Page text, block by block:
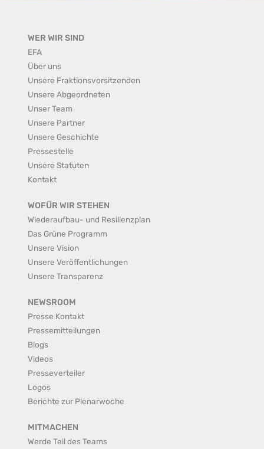
WER WIR SIND
EFA
Über uns
Unsere Fraktionsvorsitzenden
Unsere Abgeordneten
Unser Team
Unsere Partner
Unsere Geschichte
Pressestelle
Unsere Statuten
Kontakt
WOFÜR WIR STEHEN
Wiederaufbau- und Resilienzplan
Das Grüne Programm
Unsere Vision
Unsere Veröffentlichungen
Unsere Transparenz
NEWSROOM
Presse Kontakt
Pressemitteilungen
Blogs
Videos
Presseverteiler
Logos
Berichte zur Plenarwoche
MITMACHEN
Werde Teil des Teams